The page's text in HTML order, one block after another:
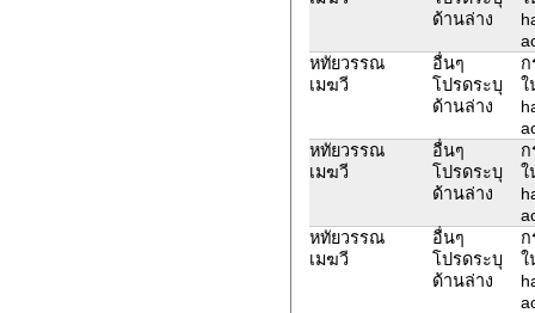
ด้านล่าง
หทัยวรรณ
เมฆวี
อื่นๆ
โปรดระบุ
ด้านล่าง
ก
ใ
หทัยวรรณ
เมฆวี
อื่นๆ
โปรดระบุ
ด้านล่าง
ก
ใ
หทัยวรรณ
เมฆวี
อื่นๆ
โปรดระบุ
ด้านล่าง
ก
ใ